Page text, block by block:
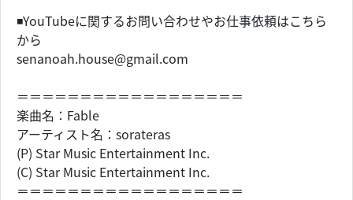
◾️YouTubeに関するお問い合わせやお仕事依頼はこちら
から
senanoah.house@gmail.com
＝＝＝＝＝＝＝＝＝＝＝＝＝＝＝＝＝＝
楽曲名：Fable
アーティスト名：sorateras
(P) Star Music Entertainment Inc.
(C) Star Music Entertainment Inc.
＝＝＝＝＝＝＝＝＝＝＝＝＝＝＝＝＝＝